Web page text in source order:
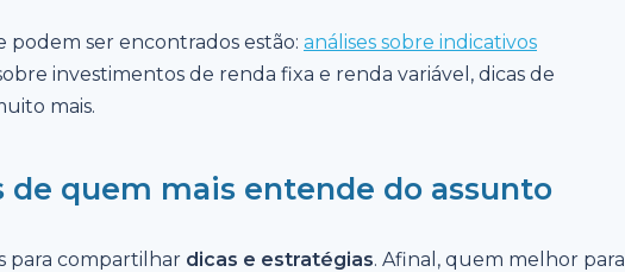
ser encontrados estão: análises sobre indicativos
investimentos de renda fixa e renda variável, dicas de
mais.
de quem mais entende do assunto
para compartilhar dicas e estratégias. Afinal, quem melhor para